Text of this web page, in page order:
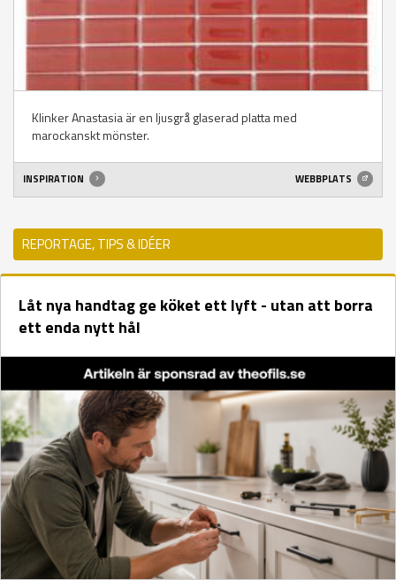
Klinker Anastasia är en ljusgrå glaserad platta med
marockanskt mönster.
INSPIRATION WEBBPLATS
REPORTAGE, TIPS & IDÉER
Låt nya handtag ge köket ett lyft - utan att borra
ett enda nytt hål